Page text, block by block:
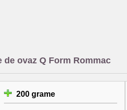
ovaz Q Form Rommac
200 grame